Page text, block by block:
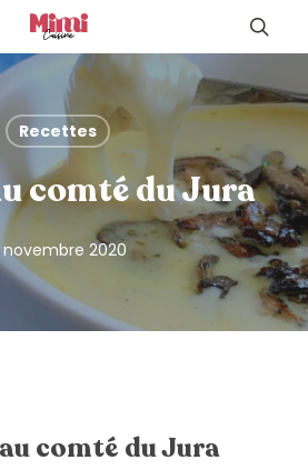
Recettes
comté du Jura
novembre 2020
comté du Jura